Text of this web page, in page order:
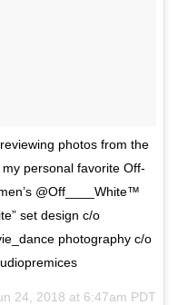
photos from the
personal favorite Off-
@Off____White™
set design c/o
photography c/o
24, 2018 at 6:47am PDT